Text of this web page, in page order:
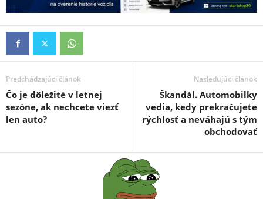
Predchádzajúci článok
Čo je dôležité v letnej
sezóne, ak nechcete viezť
len auto?
Nasledujúci článok
Škandál. Automobilky
vedia, kedy prekračujete
rýchlosť a neváhajú s tým
obchodovať